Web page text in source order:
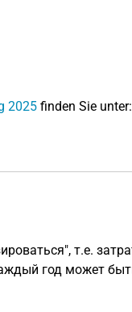
2025 finden Sie unter:
т.е.
год может